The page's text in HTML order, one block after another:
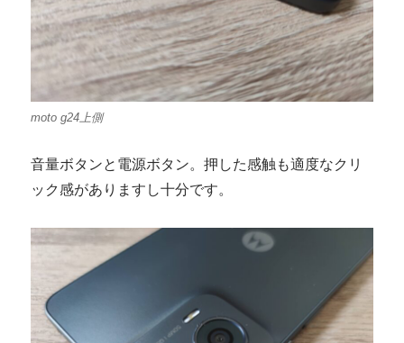
moto g24上側
音量ボタンと電源ボタン。押した感触も適度なクリ
ック感がありますし十分です。